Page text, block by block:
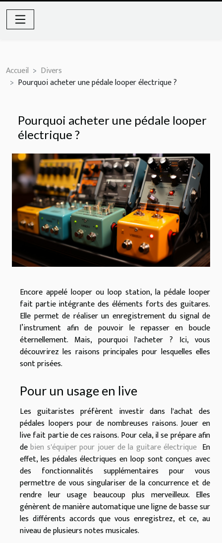
Accueil
Divers
Pourquoi acheter une pédale looper électrique ?
Pourquoi acheter une pédale looper
électrique ?
Encore appelé looper ou loop station, la pédale looper
fait partie intégrante des éléments forts des guitares.
Elle permet de réaliser un enregistrement du signal de
l’instrument afin de pouvoir le repasser en boucle
éternellement. Mais, pourquoi l'acheter ? Ici, vous
découvrirez les raisons principales pour lesquelles elles
sont prisées.
Pour un usage en live
Les guitaristes préfèrent investir dans l'achat des
pédales loopers pour de nombreuses raisons. Jouer en
live fait partie de ces raisons. Pour cela, il se prépare afin
debien s'équiper pour jouer de la guitare électrique En
effet, les pédales électriques en loop sont conçues avec
des fonctionnalités supplémentaires pour vous
permettre de vous singulariser de la concurrence et de
rendre leur usage beaucoup plus merveilleux. Elles
génèrent de manière automatique une ligne de basse sur
les différents accords que vous enregistrez, et ce, au
niveau de plusieurs notes musicales.